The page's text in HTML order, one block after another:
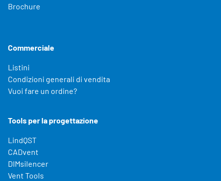
Brochure
Commerciale
Listini
Condizioni generali di vendita
Vuoi fare un ordine?
Tools per la progettazione
LindQST
CADvent
DIMsilencer
Vent Tools